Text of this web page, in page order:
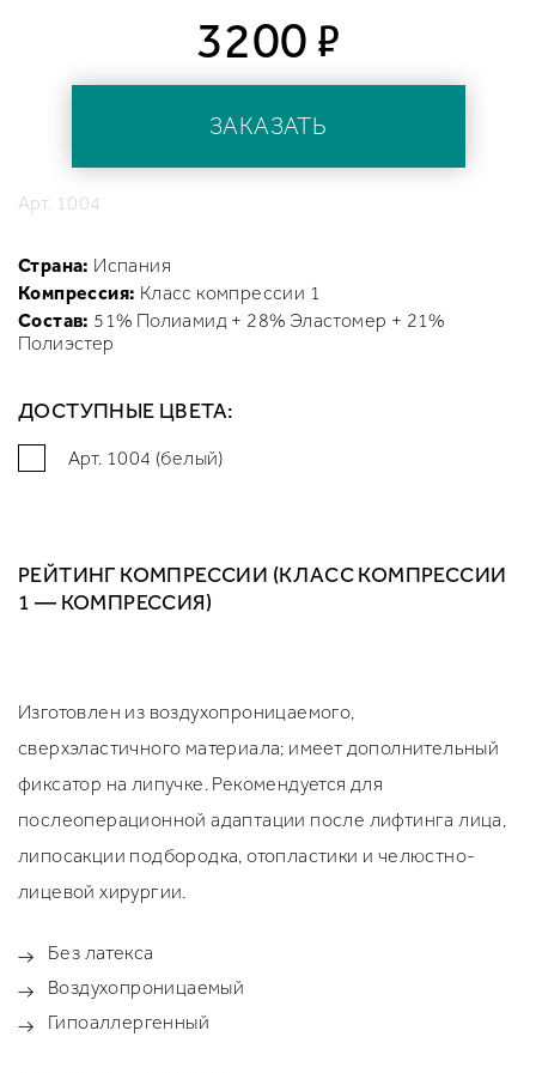
ЗАКАЗАТЬ
3200 ф
Арт. 1004
Страна: Испания
Компрессия: Класс компрессии 1
Состав: 51% Полиамид + 28% Эластомер + 21%
Полиэстер
ДОСТУПНЫЕ ЦВЕТА:
Арт. 1004 (белый)
РЕЙТИНГ КОМПРЕССИИ (КЛАСС КОМПРЕССИИ
1 — КОМПРЕССИЯ)
Изготовлен из воздухопроницаемого,
сверхэластичного материала; имеет дополнительный
фиксатор на липучке. Рекомендуется для
послеоперационной адаптации после лифтинга лица,
липосакции подбородка, отопластики и челюстно-
лицевой хирургии.
Без латекса
Воздухопроницаемый
Гипоаллергенный